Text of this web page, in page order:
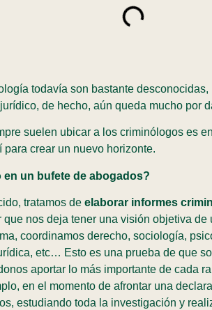
todavía son bastante
de hecho, aún queda mucho por
suelen ubicar a los criminólogos es
crear un nuevo horizonte.
un bufete de abogados?
tratamos de elaborar informes
nos deja tener una visión objetiva
coordinamos derecho, sociología,
etc… Esto es una prueba de que
aportar lo más importante de cada
en el momento de afrontar una
estudiando toda la investigación y